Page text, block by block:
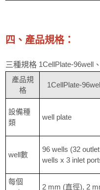
四、產品規格：
三種規格 1CellPlate-96well 、
產品規
格
1CellPlate-
設備種
類
well plate
well數
96 wells (32 outlet
wells x 3 inlet
每個
2 mm (直徑), 2